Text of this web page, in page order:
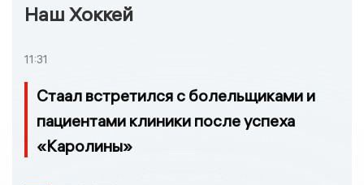
Наш Хоккей
11:31
Стаал встретился с болельщиками и
пациентами клиники после успеха
«Каролины»